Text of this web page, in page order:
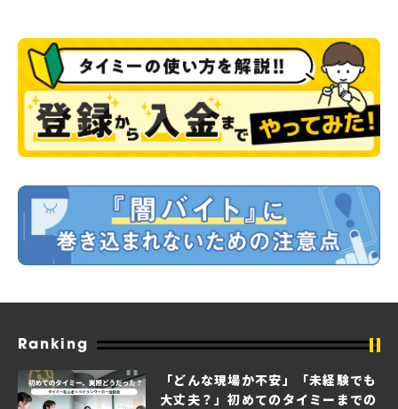
Ranking
「どんな現場か不安」「未経験でも
大丈夫？」初めてのタイミーまでの